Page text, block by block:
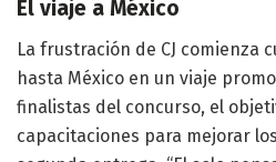
El viaje a México
La frustración de CJ comienza
hasta México en un viaje
finalistas del concurso, el
capacitaciones para mejorar